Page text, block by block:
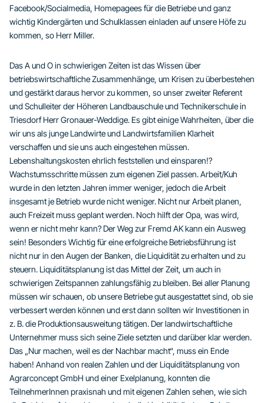
Facebook/Socialmedia, Homepagees für die Betriebe und ganz
wichtig Kindergärten und Schulklassen einladen auf unsere Höfe zu
kommen, so Herr Miller.
Das A und O in schwierigen Zeiten ist das Wissen über
betriebswirtschaftliche Zusammenhänge, um Krisen zu überbestehen
und gestärkt daraus hervor zu kommen, so unser zweiter Referent
und Schulleiter der Höheren Landbauschule und Technikerschule in
Triesdorf Herr Gronauer-Weddige. Es gibt einige Wahrheiten, über die
wir uns als junge Landwirte und Landwirtsfamilien Klarheit
verschaffen und sie uns auch eingestehen müssen.
Lebenshaltungskosten ehrlich feststellen und einsparen!?
Wachstumsschritte müssen zum eigenen Ziel passen. Arbeit/Kuh
wurde in den letzten Jahren immer weniger, jedoch die Arbeit
insgesamt je Betrieb wurde nicht weniger. Nicht nur Arbeit planen,
auch Freizeit muss geplant werden. Noch hilft der Opa, was wird,
wenn er nicht mehr kann? Der Weg zur Fremd AK kann ein Ausweg
sein! Besonders Wichtig für eine erfolgreiche Betriebsführung ist
nicht nur in den Augen der Banken, die Liquidität zu erhalten und zu
steuern. Liquiditätsplanung ist das Mittel der Zeit, um auch in
schwierigen Zeitspannen zahlungsfähig zu bleiben. Bei aller Planung
müssen wir schauen, ob unsere Betriebe gut ausgestattet sind, ob sie
verbessert werden können und erst dann sollten wir Investitionen in
z. B. die Produktionsausweitung tätigen. Der landwirtschaftliche
Unternehmer muss sich seine Ziele setzten und darüber klar werden.
Das „Nur machen, weil es der Nachbar macht“, muss ein Ende
haben! Anhand von realen Zahlen und der Liquiditätsplanung von
Agrarconcept GmbH und einer Exelplanung, konnten die
TeilnehmerInnen praxisnah und mit eigenen Zahlen sehen, wie sich